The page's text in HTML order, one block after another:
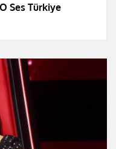
Ses Türkiye